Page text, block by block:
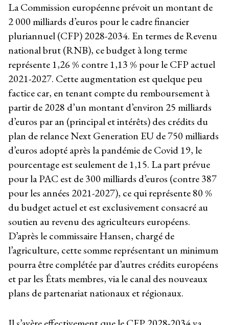
La Commission européenne prévoit un montant de
2 000 milliards d’euros pour le cadre financier
pluriannuel (CFP) 2028-2034. En termes de Revenu
national brut (RNB), ce budget à long terme
représente 1,26 % contre 1,13 % pour le CFP actuel
2021-2027. Cette augmentation est quelque peu
factice car, en tenant compte du remboursement à
partir de 2028 d’un montant d’environ 25 milliards
d’euros par an (principal et intérêts) des crédits du
plan de relance Next Generation EU de 750 milliards
d’euros adopté après la pandémie de Covid 19, le
pourcentage est seulement de 1,15. La part prévue
pour la PAC est de 300 milliards d’euros (contre 387
pour les années 2021-2027), ce qui représente 80 %
du budget actuel et est exclusivement consacré au
soutien au revenu des agriculteurs européens.
D’après le commissaire Hansen, chargé de
l’agriculture, cette somme représentant un minimum
pourra être complétée par d’autres crédits européens
et par les États membres, via le canal des nouveaux
plans de partenariat nationaux et régionaux.